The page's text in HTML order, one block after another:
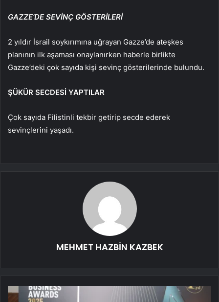
GAZZE’DE SEVİNÇ GÖSTERİLERİ
2 yıldır İsrail soykırımına uğrayan Gazze’de ateşkes
planının ilk aşaması onaylanırken haberle birlikte
Gazze’deki çok sayıda kişi sevinç gösterilerinde bulundu.
ŞÜKÜR SECDESİ YAPTILAR
Çok sayıda Filistinli tekbir getirip secde ederek
sevinçlerini yaşadı.
MEHMET HAZBİN KAZBEK